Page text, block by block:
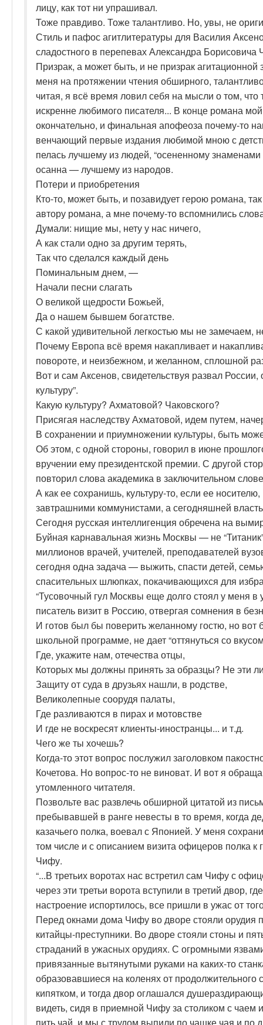
лицу, как тот ни упрашивал.
Тоже правдиво. Тоже талантливо. Но, увы, не
Стиль и пафос агитлитературы для Василия
сладостного в перепевах Александра Борисовича
Призрак, а может быть, и не призрак
меня на протяжении чтения обширного,
читая, я всё время ловил себя на мысли о том,
искренне любимого писателя... В конце романа
окончательно, и финальная апофеоза почему-то
венчающий первые издания любимой мною с
пелась лучшему из людей, “осененному
осанна — лучшему из народов.
Потери и приобретения
Кто-то, может быть, и позавидует герою романа,
автору романа, а мне почему-то вспомнились
Думали: нищие мы, нету у нас ничего,
А как стали одно за другим терять,
Так что сделался каждый день
Поминальным днем, —
Начали песни слагать
О великой щедрости Божьей,
Да о нашем бывшем богатстве.
С какой удивительной легкостью мы не замечаем,
Почему Европа всё время накапливает и
повороте, и неизбежном, и желанном, сплошной
Вот и сам Аксенов, свидетельствуя развал
культуру”.
Какую культуру? Ахматовой? Чаковского?
Присягая наследству Ахматовой, идем путем,
В сохранении и приумножении культуры, быть
Об этом, с одной стороны, говорил в июне
вручении ему президентской премии. С другой
повторил слова академика в заключительном
А как ее сохранишь, культуру-то, если ее
завтрашними коммунистами, а сегодняшней
Сегодня русская интеллигенция обречена на
Буйная карнавальная жизнь Москвы — не
миллионов врачей, учителей, преподавателей
сегодня одна задача — выжить, спасти детей,
спасительных шлюпках, покачивающихся для
“Тусовочный гул Москвы еще долго стоял у меня
писатель визит в Россию, отвергая сомнения в
И готов был бы поверить желанному гостю, но вот
школьной программе, не дает “оттянуться со
Где, укажите нам, отечества отцы,
Которых мы должны принять за образцы? Не эти
Защиту от суда в друзьях нашли, в родстве,
Великолепные соорудя палаты,
Где разливаются в пирах и мотовстве
И где не воскресят клиенты-иностранцы... и т.д.
Чего же ты хочешь?
Когда-то этот вопрос послужил заголовком
Кочетова. Но вопрос-то не виноват. И вот я
утомленного читателя.
Позвольте вас развлечь обширной цитатой из
пребывавшей в ранге невесты в то время, когда
казачьего полка, воевал с Японией. У меня
том числе и с описанием визита офицеров полка
Чифу.
“...В третьих воротах нас встретил сам Чифу с
через эти третьи ворота вступили в третий двор,
настроение испортилось, все пришли в ужас от
Перед окнами дома Чифу во дворе стояли орудия
китайцы-преступники. Во дворе стояли стоны и
страданий в ужасных орудиях. С огромными
привязанные вытянутыми руками на каких-то
образовавшиеся на коленях от
кипятком, и тогда двор оглашался
видеть, сидя в приемной Чифу за столиком с